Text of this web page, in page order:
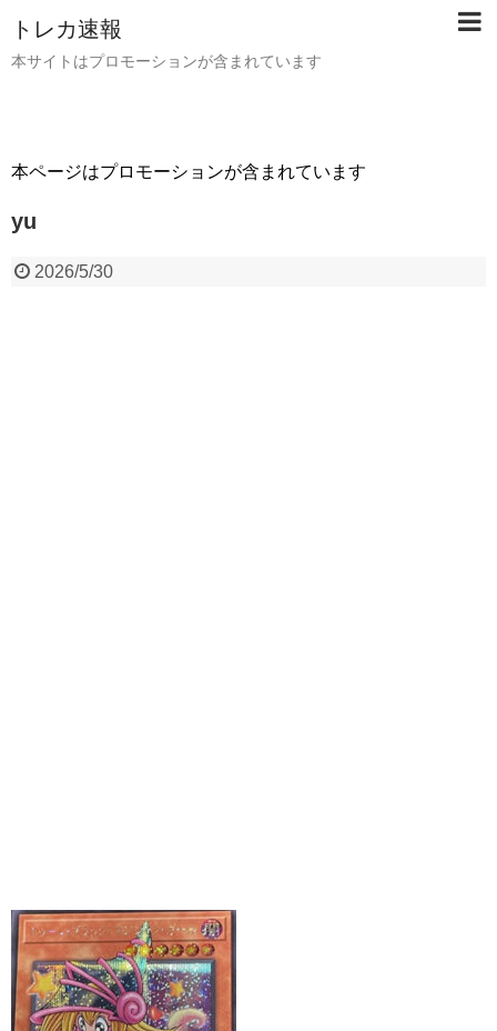
トレカ速報
本サイトはプロモーションが含まれています
本ページはプロモーションが含まれています
yu
2026/5/30